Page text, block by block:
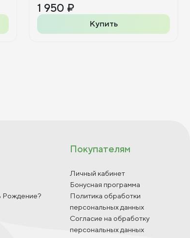
1 950 ₽
Купить
Рождение?
Покупателям
Личный кабинет
Бонусная программа
Политика обработки
персональных данных
Согласие на обработку
персональных данных